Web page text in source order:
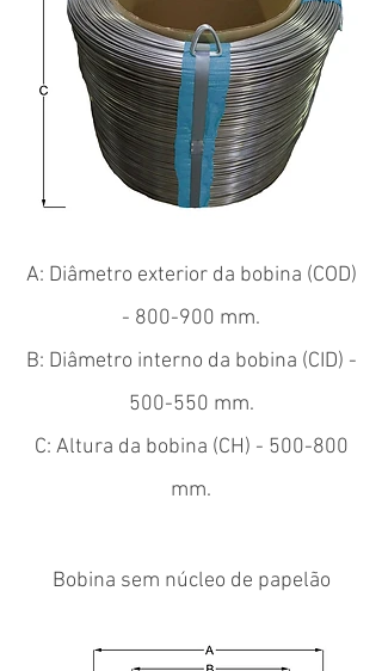
A: Diâmetro exterior da bobina (COD)
- 800-900 mm.
B: Diâmetro interno da bobina (CID) -
500-550 mm.
C: Altura da bobina (CH) - 500-800
mm.
Bobina sem núcleo de papelão